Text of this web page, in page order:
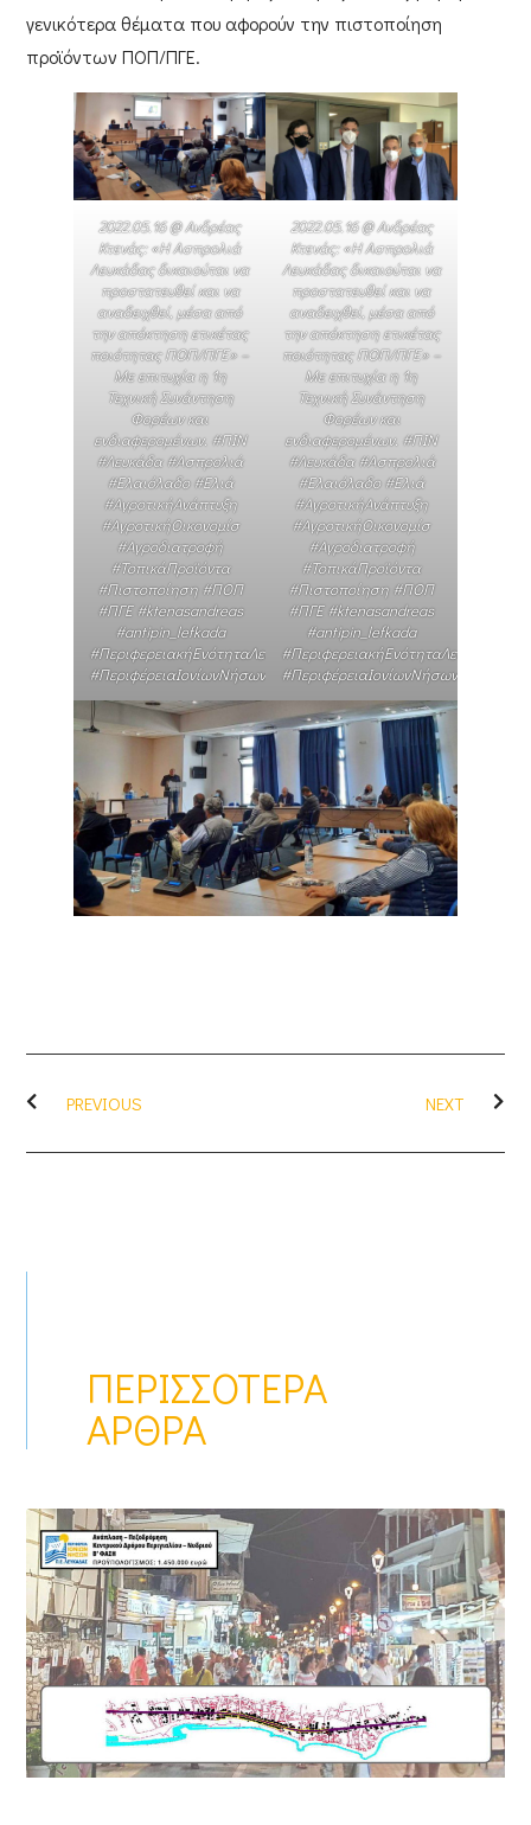
γενικότερα θέματα που αφορούν την πιστοποίηση
προϊόντων ΠΟΠ/ΠΓΕ.
2022.05.16 @ Ανδρέας
Κτενάς: «Η Ασπρολιά
Λευκάδας δικαιούται να
προστατευθεί και να
αναδειχθεί, μέσα από
την απόκτηση ετικέτας
ποιότητας ΠΟΠ/ΠΓΕ» –
Με επιτυχία η 1η
Τεχνική Συνάντηση
Φορέων και
ενδιαφερομένων. #ΠΙΝ
#Λευκάδα #Ασπρολιά
#Ελαιόλαδο #Ελιά
#ΑγροτικήΑνάπτυξη
#ΑγροτικήΟικονομίσ
#Αγροδιατροφή
#ΤοπικάΠροϊόντα
#Πιστοποίηση #ΠΟΠ
#ΠΓΕ #ktenasandreas
#antipin_lefkada
#ΠεριφερειακήΕνότηταΛευκάδας
#ΠεριφέρειαΙονίωνΝήσων
2022.05.16 @ Ανδρέας
Κτενάς: «Η Ασπρολιά
Λευκάδας δικαιούται να
προστατευθεί και να
αναδειχθεί, μέσα από
την απόκτηση ετικέτας
ποιότητας ΠΟΠ/ΠΓΕ» –
Με επιτυχία η 1η
Τεχνική Συνάντηση
Φορέων και
ενδιαφερομένων. #ΠΙΝ
#Λευκάδα #Ασπρολιά
#Ελαιόλαδο #Ελιά
#ΑγροτικήΑνάπτυξη
#ΑγροτικήΟικονομίσ
#Αγροδιατροφή
#ΤοπικάΠροϊόντα
#Πιστοποίηση #ΠΟΠ
#ΠΓΕ #ktenasandreas
#antipin_lefkada
#ΠεριφερειακήΕνότηταΛευκάδας
#ΠεριφέρειαΙονίωνΝήσων
PREVIOUS NEXT
ΠΕΡΙΣΣΌΤΕΡΑ
ΆΡΘΡΑ